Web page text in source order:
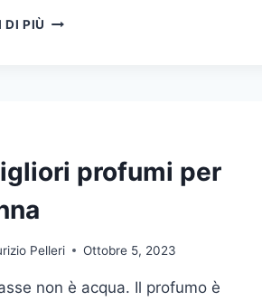
DI PIÙ UN
DELLE
APPARECCHIATURE
profumi per
Pelleri Ottobre 5, 2023
non è acqua. Il profumo è